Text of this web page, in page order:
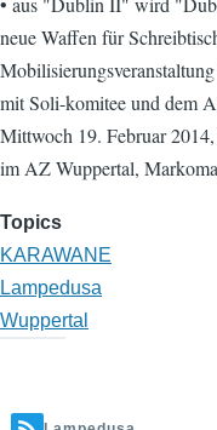
neue Waffen für
mit Soli-komitee und dem
Mittwoch 19. Februar
im AZ Wuppertal,
Topics
KARAWANE
Lampedusa
Wuppertal